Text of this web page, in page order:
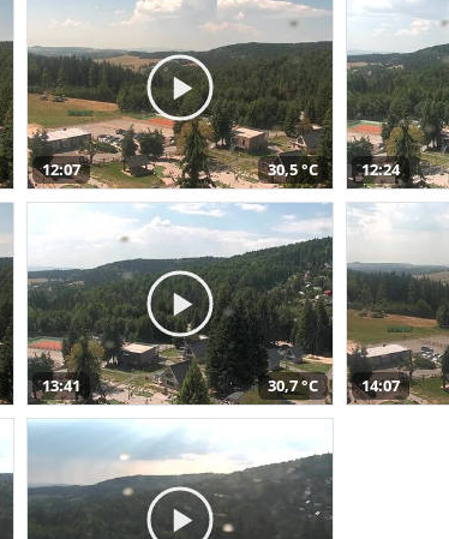
12:07 30,5 °C 12:24
13:41 30,7 °C 14:07